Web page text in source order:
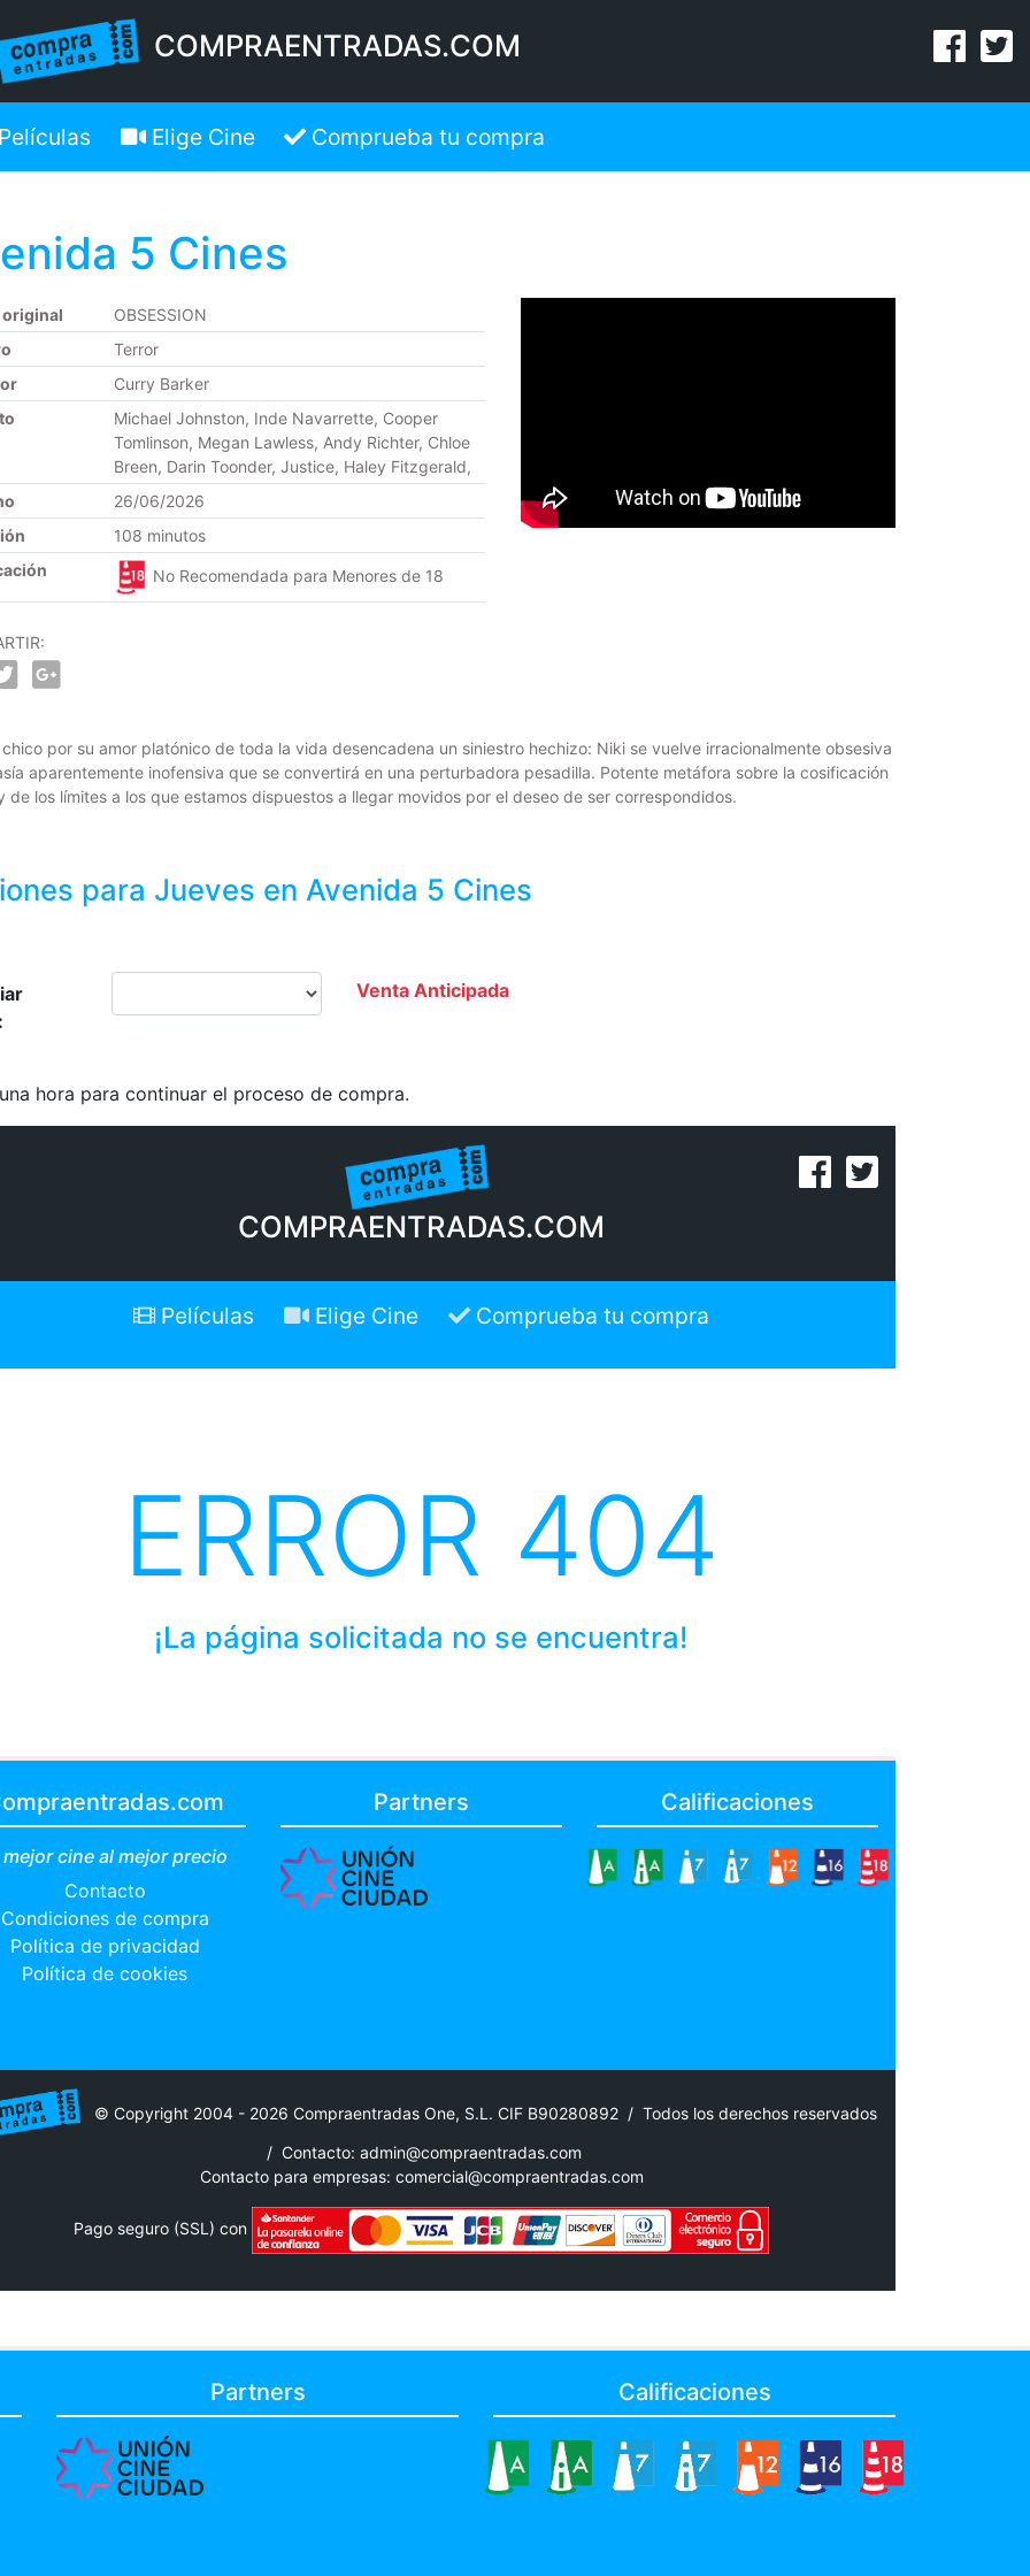
COMPRAENTRADAS.COM
Elige Cine Comprueba tu compra
5 Cines
OBSESSION
Terror
Curry Barker
Michael Johnston, Inde Navarrette, Cooper
Tomlinson, Megan Lawless, Andy Richter, Chloe
Breen, Darin Toonder, Justice, Haley Fitzgerald,
26/06/2026
108 minutos
No Recomendada para Menores de 18
por su amor platónico de toda la vida desencadena un siniestro hechizo: Niki se vuelve irracionalmente obsesiva
aparentemente inofensiva que se convertirá en una perturbadora pesadilla. Potente metáfora sobre la cosificación
de los límites a los que estamos dispuestos a llegar movidos por el deseo de ser correspondidos.
para Jueves en Avenida 5 Cines
Venta Anticipada
hora para continuar el proceso de compra.
COMPRAENTRADAS.COM
Películas Elige Cine Comprueba tu compra
ERROR 404
¡La página solicitada no se encuentra!
mejor cine al mejor precio
Contacto
Condiciones de compra
Política de privacidad
Política de cookies
Partners Calificaciones
© Copyright 2004 - 2026 Compraentradas One, S.L. CIF B90280892 / Todos los derechos reservados
/ Contacto: admin@compraentradas.com
Contacto para empresas: comercial@compraentradas.com
Pago seguro (SSL) con
Partners Calificaciones